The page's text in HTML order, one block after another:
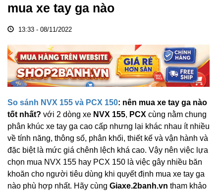
mua xe tay ga nào
13:33 - 08/11/2022
So sánh NVX 155 và PCX 150: nên mua xe tay ga nào
tốt nhất? với 2 dòng xe NVX 155, PCX cùng nằm chung
phân khúc xe tay ga cao cấp nhưng lại khác nhau ít nhiều
về tính năng, thông số, phân khối, thiết kế và vận hành và
đặc biệt là mức giá chênh lệch khá cao. Vậy nên việc lựa
chọn mua NVX 155 hay PCX 150 là việc gây nhiều băn
khoăn cho người tiêu dùng khi quyết định mua xe tay ga
nào phù hợp nhất. Hãy cùng Giaxe.2banh.vn tham khảo